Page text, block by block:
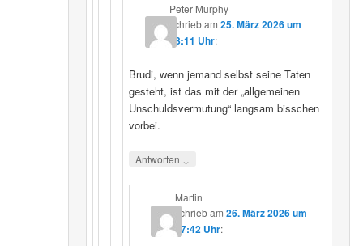
Peter Murphy
schriebam 25. März 2026 um
23:11 Uhr:
Brudi, wenn jemand selbst seine Taten
gesteht, ist das mit der „allgemeinen
Unschuldsvermutung“ langsam bisschen
vorbei.
Antworten ↓
Martin
schriebam26. März 2026 um
07:42 Uhr: